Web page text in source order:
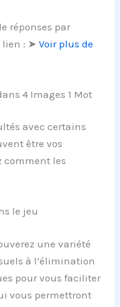
réponses par
lien : ➤Voir plus de
4 Images 1 Mot
avec certains
être vos
comment les
le jeu
une variété
à l’élimination
pour vous faciliter
vous permettront